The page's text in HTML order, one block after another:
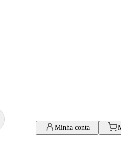
Minha conta